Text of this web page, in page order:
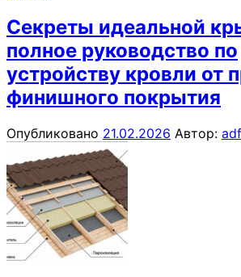
Секреты идеальной
полное руководство по
устройству кровли от
финишного покрытия
Опубликовано 21.02.2026 Автор: